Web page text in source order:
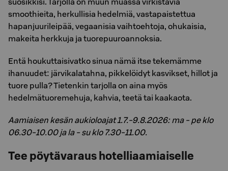
smoothieita, herkullisia hedelmiä, vastapaistettua
hapanjuurileipää, vegaanisia vaihtoehtoja, ohukaisia,
makeita herkkuja ja tuorepuuroannoksia.
Entä houkuttaisivatko sinua nämä itse tekemämme
ihanuudet: järvikalatahna, pikkelöidyt kasvikset, hillot ja
tuore pulla? Tietenkin tarjolla on aina myös
hedelmätuoremehuja, kahvia, teetä tai kaakaota.
Aamiaisen kesän aukioloajat 1.7.-9.8.2026: ma - pe klo
06.30-10.00 ja la - su klo 7.30-11.00.
Tee pöytävaraus hotelliaamiaiselle